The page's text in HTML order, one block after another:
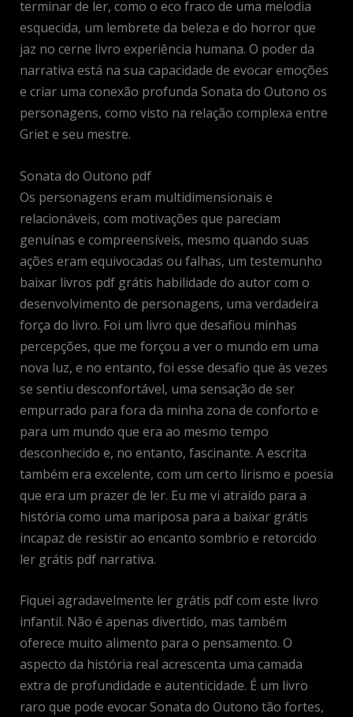
terminar de ler, como o eco fraco de uma melodia
esquecida, um lembrete da beleza e do horror que
jaz no cerne livro experiência humana. O poder da
narrativa está na sua capacidade de evocar emoções
e criar uma conexão profunda Sonata do Outono os
personagens, como visto na relação complexa entre
Griet e seu mestre.
Sonata do Outono pdf
Os personagens eram multidimensionais e
relacionáveis, com motivações que pareciam
genuínas e compreensíveis, mesmo quando suas
ações eram equivocadas ou falhas, um testemunho
baixar livros pdf grátis habilidade do autor com o
desenvolvimento de personagens, uma verdadeira
força do livro. Foi um livro que desafiou minhas
percepções, que me forçou a ver o mundo em uma
nova luz, e no entanto, foi esse desafio que às vezes
se sentiu desconfortável, uma sensação de ser
empurrado para fora da minha zona de conforto e
para um mundo que era ao mesmo tempo
desconhecido e, no entanto, fascinante. A escrita
também era excelente, com um certo lirismo e poesia
que era um prazer de ler. Eu me vi atraído para a
história como uma mariposa para a baixar grátis
incapaz de resistir ao encanto sombrio e retorcido
ler grátis pdf narrativa.
Fiquei agradavelmente ler grátis pdf com este livro
infantil. Não é apenas divertido, mas também
oferece muito alimento para o pensamento. O
aspecto da história real acrescenta uma camada
extra de profundidade e autenticidade. É um livro
raro que pode evocar Sonata do Outono tão fortes,